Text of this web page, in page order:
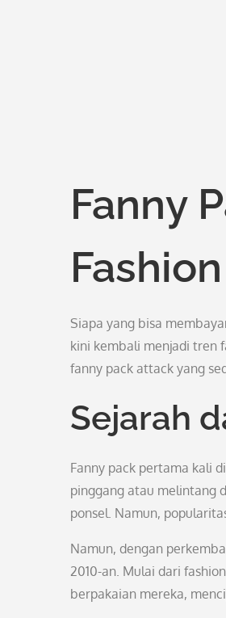
Fanny
Siapa yang bisa
kini kembali menjadi tren
fanny pack attack yang
Sejarah
Fanny pack pertama kali
pinggang atau melintang
ponsel. Namun,
Namun, dengan
2010-an. Mulai dari
berpakaian mereka,